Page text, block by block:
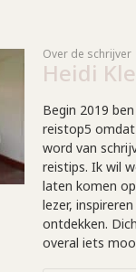
Over de schrijver
Heidi
Begin 2019
reistop5
word van
reistips. Ik wil
laten komen
lezer,
ontdekken.
overal iets